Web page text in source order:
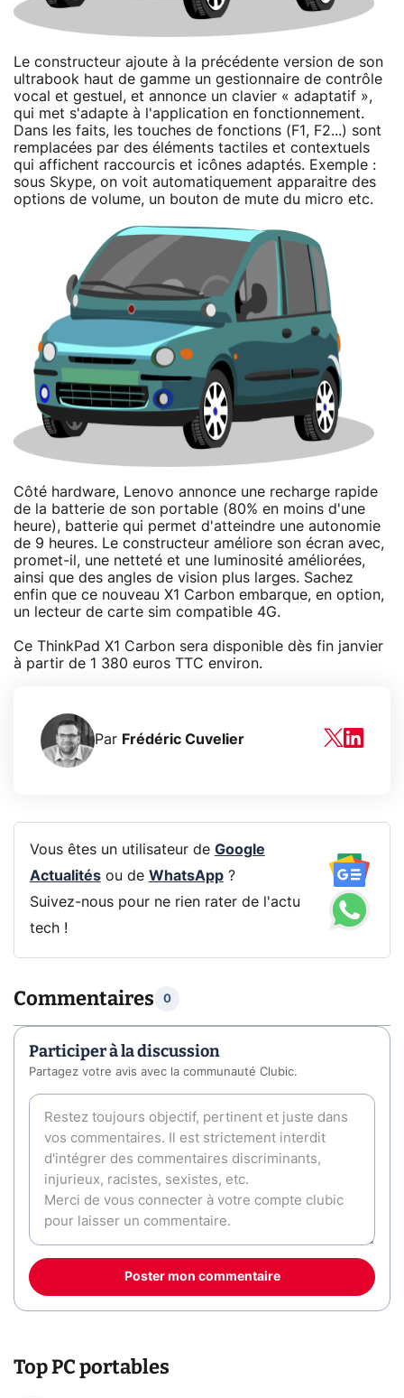
Le constructeur ajoute à la précédente version de son
ultrabook haut de gamme un gestionnaire de contrôle
vocal et gestuel, et annonce un clavier « adaptatif »,
qui met s'adapte à l'application en fonctionnement.
Dans les faits, les touches de fonctions (F1, F2...) sont
remplacées par des éléments tactiles et contextuels
qui affichent raccourcis et icônes adaptés. Exemple :
sous Skype, on voit automatiquement apparaitre des
options de volume, un bouton de mute du micro etc.
Côté hardware, Lenovo annonce une recharge rapide
de la batterie de son portable (80% en moins d'une
heure), batterie qui permet d'atteindre une autonomie
de 9 heures. Le constructeur améliore son écran avec,
promet-il, une netteté et une luminosité améliorées,
ainsi que des angles de vision plus larges. Sachez
enfin que ce nouveau X1 Carbon embarque, en option,
un lecteur de carte sim compatible 4G.
Ce ThinkPad X1 Carbon sera disponible dès fin janvier
à partir de 1 380 euros TTC environ.
Par Frédéric Cuvelier
Vous êtes un utilisateur de Google
Actualitésou de WhatsApp?
Suivez-nous pour ne rien rater de l'actu
tech !
Commentaires 0
Participer à la discussion
Partagez votre avis avec la communauté Clubic.
Poster mon commentaire
Top PC portables